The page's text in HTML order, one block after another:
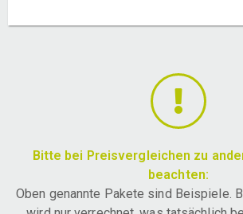
Bitte bei Preisvergleichen zu
beachten:
Oben genannte Pakete sind Beispiele.